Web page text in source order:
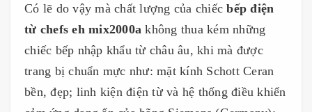
Có lẽ do vậy mà chất lượng của chiếcbếp điện
từ chefs eh mix2000a không thua kém những
chiếc bếp nhập khẩu từ châu âu, khi mà được
trang bị chuẩn mực như: mặt kính Schott Ceran
bền, đẹp; linh kiện điện từ và hệ thống điều khiển